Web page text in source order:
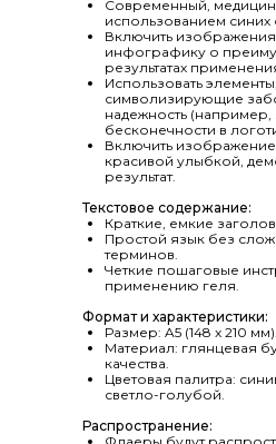
Современный,
использованием синих
Включить изображения
инфографику о
результатах
Использовать элементы,
символизирующие
надежность (например,
бесконечности в
Включить
красивой улыбкой,
результат.
Текстовое содержание:
Краткие, емкие
Простой язык без
терминов.
Четкие пошаговые
применению геля.
Формат и характеристики:
Размер: A5 (148 x 210 мм).
Материал: глянцевая
качества.
Цветовая палитра:
светло-голубой.
Распространение: